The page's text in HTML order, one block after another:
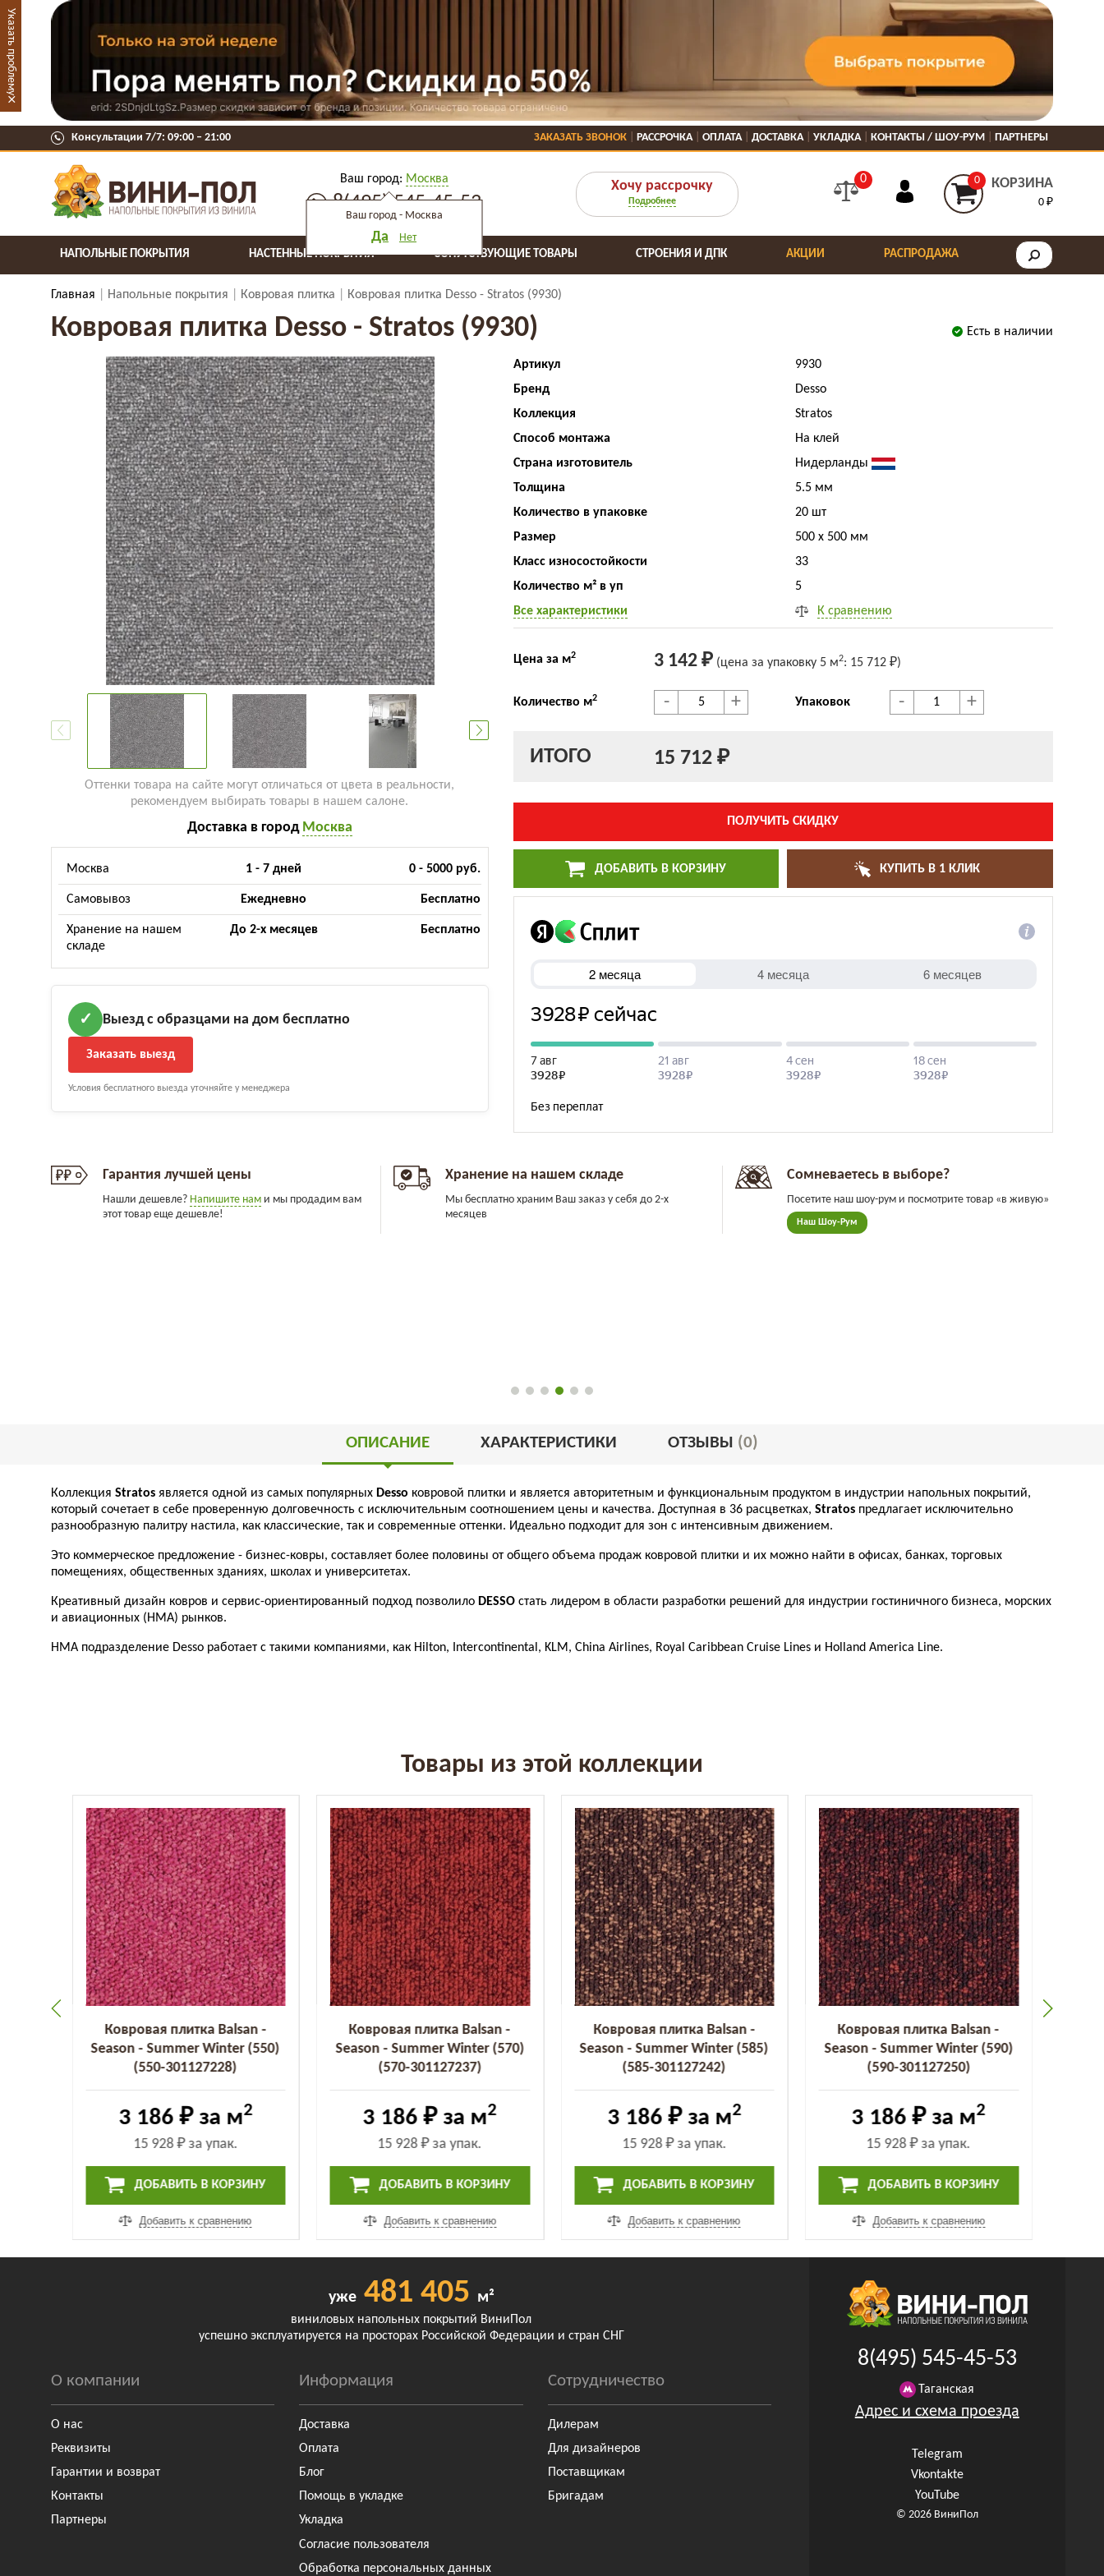
Консультации 7/7: 09:00 ‒ 21:00 ЗАКАЗАТЬ ЗВОНОК РАССРОЧКА ОПЛАТА ДОСТАВКА УКЛАДКА КОНТАКТЫ / ШОУ-РУМ ПАРТНЕРЫ
Ваш город: Москва
Ваш город - Москва
Да Нет
8(495) 545-45-53
Хочу рассрочку
Подробнее
0 0 КОРЗИНА
0 ₽
НАПОЛЬНЫЕ ПОКРЫТИЯ НАСТЕННЫЕ ПОКРЫТИЯ СОПУТСТВУЮЩИЕ ТОВАРЫ РАСПРОДАЖА
СТРОЕНИЯ И ДПК АКЦИИ
Главная Напольные покрытия Ковровая плитка Ковровая плитка Desso - Stratos (9930)
Есть в наличии
Ковровая плитка Desso - Stratos (9930)
Оттенки товара на сайте могут отличаться от цвета в реальности,
рекомендуем выбирать товары в нашем салоне.
Доставка в город Москва
Москва 1 - 7 дней 0 - 5000 руб.
Самовывоз Ежедневно Бесплатно
Хранение на нашем
складе
До 2-х месяцев Бесплатно
✓ Выезд с образцами на дом бесплатно
Заказать выезд
Условия бесплатного выезда уточняйте у менеджера
Артикул
9930
Бренд
Desso
Коллекция
Stratos
Способ монтажа
На клей
Страна изготовитель
Нидерланды
Толщина
5.5 мм
Количество в упаковке
20 шт
Размер
500 x 500 мм
Класс износостойкости
33
Количество м² в уп
5
Все характеристики
К сравнению
Цена за м2 3 142 ₽ (цена за упаковку 5 м2: 15 712 ₽)
Количество м2 - + Упаковок - +
ИТОГО 15 712 ₽
ПОЛУЧИТЬ СКИДКУ
ДОБАВИТЬ В КОРЗИНУ КУПИТЬ В 1 КЛИК
Гарантия лучшей цены
Нашли дешевле? Напишите нам и мы продадим вам
этот товар еще дешевле!
Хранение на нашем складе
Мы бесплатно храним Ваш заказ у себя до 2-х
месяцев
Сомневаетесь в выборе?
Посетите наш шоу-рум и посмотрите товар «в живую»
Наш Шоу-Рум
ОПИСАНИЕ ХАРАКТЕРИСТИКИ ОТЗЫВЫ (0)
Коллекция Stratos является одной из самых популярных Desso ковровой плитки и является авторитетным и функциональным продуктом в индустрии напольных покрытий,
который сочетает в себе проверенную долговечность с исключительным соотношением цены и качества. Доступная в 36 расцветках, Stratos предлагает исключительно
разнообразную палитру настила, как классические, так и современные оттенки. Идеально подходит для зон с интенсивным движением.
Это коммерческое предложение - бизнес-ковры, составляет более половины от общего объема продаж ковровой плитки и их можно найти в офисах, банках, торговых
помещениях, общественных зданиях, школах и университетах.
Креативный дизайн ковров и сервис-ориентированный подход позволило DESSO стать лидером в области разработки решений для индустрии гостиничного бизнеса, морских
и авиационных (НМА) рынков.
HMA подразделение Desso работает с такими компаниями, как Hilton, Intercontinental, KLM, China Airlines, Royal Caribbean Cruise Lines и Holland America Line.
Товары из этой коллекции
Ковровая плитка Balsan -
Season - Summer Winter (550)
(550-301127228)
3 186 ₽за м2
15 928 ₽за упак.
ДОБАВИТЬ В КОРЗИНУ
Добавить к сравнению
Ковровая плитка Balsan -
Season - Summer Winter (570)
(570-301127237)
3 186 ₽за м2
15 928 ₽за упак.
ДОБАВИТЬ В КОРЗИНУ
Добавить к сравнению
Ковровая плитка Balsan -
Season - Summer Winter (585)
(585-301127242)
3 186 ₽за м2
15 928 ₽за упак.
ДОБАВИТЬ В КОРЗИНУ
Добавить к сравнению
Ковровая плитка Balsan -
Season - Summer Winter (590)
(590-301127250)
3 186 ₽за м2
15 928 ₽за упак.
ДОБАВИТЬ В КОРЗИНУ
Добавить к сравнению
уже481 405 м²
виниловых напольных покрытий ВиниПол
успешно эксплуатируется на просторах Российской Федерации и стран СНГ
О компании
О нас
Реквизиты
Гарантии и возврат
Контакты
Партнеры
Информация
Доставка
Оплата
Блог
Помощь в укладке
Укладка
Согласие пользователя
Обработка персональных данных
Сотрудничество
Дилерам
Для дизайнеров
Поставщикам
Бригадам
8(495) 545-45-53
Таганская
Адрес и схема проезда
Telegram
Vkontakte
YouTube
© 2026 ВиниПол
Указать проблему
×